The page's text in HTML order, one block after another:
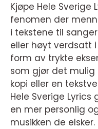
Kjøpe Hele Sverige
fenomen der
i tekstene til
eller høyt verdsatt
form av trykte
som gjør det
kopi eller en
Hele Sverige
en mer personlig
musikken de elsker.